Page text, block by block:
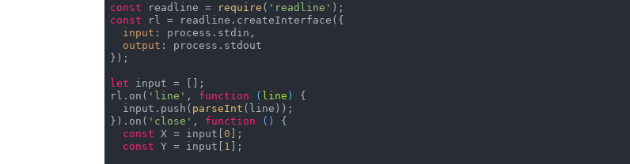
const readline = require ( 'readline'
const rl = readline.createInterface({
input : process.stdin,
output : process.stdout
});
let input = [];
rl.on( 'line' , function ( line ) {
  input.push(
parseInt (line));
}).on( 'close' , function ( ) {
const X = input[0 ];
const Y = input[ 1 ];